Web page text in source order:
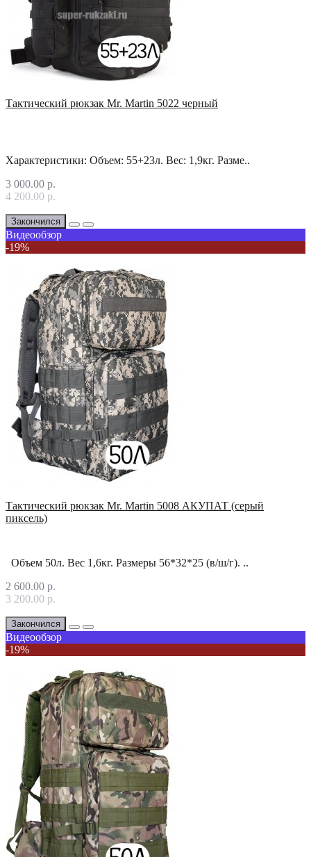
Тактический рюкзак Mr. Martin 5022 черный
Характеристики: Объем: 55+23л. Вес: 1,9кг. Разме..
3 000.00 р.
4 200.00 р.
Закончился
Видеообзор
-19%
Тактический рюкзак Mr. Martin 5008 АКУПАТ (серый
пиксель)
Объем 50л. Вес 1,6кг. Размеры 56*32*25 (в/ш/г). ..
2 600.00 р.
3 200.00 р.
Закончился
Видеообзор
-19%